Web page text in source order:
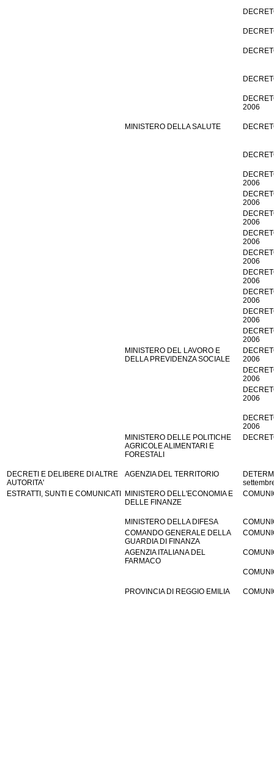
2006
MINISTERO DELLA SALUTE
2006
2006
2006
2006
2006
2006
2006
2006
2006
MINISTERO DEL LAVORO E
DELLA PREVIDENZA SOCIALE
2006
2006
2006
2006
MINISTERO DELLE POLITICHE
AGRICOLE ALIMENTARI E
FORESTALI
DECRETI E DELIBERE DI ALTRE
AUTORITA'
AGENZIA DEL TERRITORIO
ESTRATTI, SUNTI E COMUNICATI MINISTERO DELL'ECONOMIA E
DELLE FINANZE
MINISTERO DELLA DIFESA
COMANDO GENERALE DELLA
GUARDIA DI FINANZA
AGENZIA ITALIANA DEL
FARMACO
PROVINCIA DI REGGIO EMILIA